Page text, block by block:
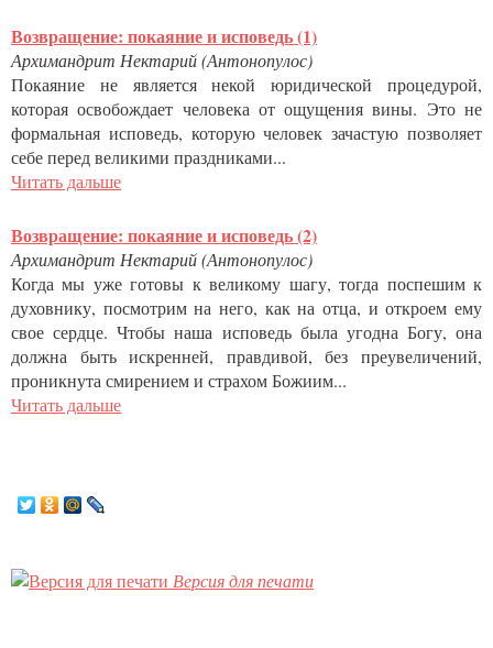
Возвращение: покаяние и исповедь (1)
Архимандрит Нектарий (Антонопулос)
Покаяние не является некой юридической процедурой,
которая освобождает человека от ощущения вины. Это не
формальная исповедь, которую человек зачастую позволяет
себе перед великими праздниками...
Читать дальше
Возвращение: покаяние и исповедь (2)
Архимандрит Нектарий (Антонопулос)
Когда мы уже готовы к великому шагу, тогда поспешим к
духовнику, посмотрим на него, как на отца, и откроем ему
свое сердце. Чтобы наша исповедь была угодна Богу, она
должна быть искренней, правдивой, без преувеличений,
проникнута смирением и страхом Божиим...
Читать дальше
Версия для печати